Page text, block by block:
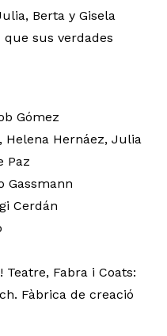
Berta y Gisela
sus verdades
Gómez
Helena Hernáez, Julia
Paz
Gassmann
Cerdán
Fabra i Coats:
Fàbrica de creació